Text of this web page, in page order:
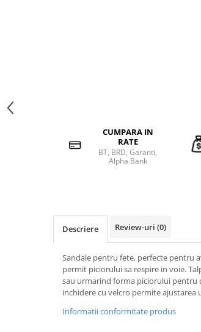
CUMPARA IN
RATE
BT, BRD, Garanti,
Alpha Bank
Descriere Review-uri (0)
Sandale pentru fete, perfecte pentru
permit piciorului sa respire in voie.
sau urmarind forma piciorului pentru
inchidere cu velcro permite
Informatii conformitate produs